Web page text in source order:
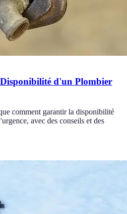
d'un Plombier
comment garantir la disponibilité
avec des conseils et des